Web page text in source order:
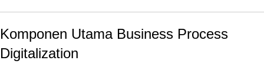
Komponen Utama Business Process
Digitalization